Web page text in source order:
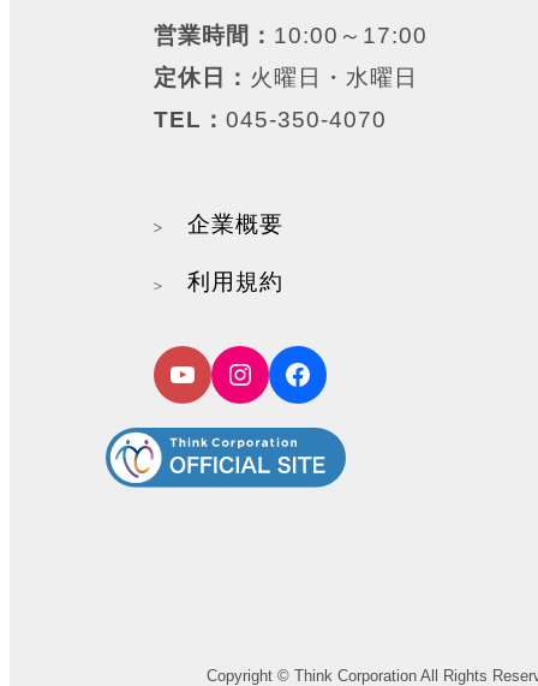
営業時間： 10:00～17:00
定休日： 火曜日・水曜日
TEL： 045-350-4070
企業概要
利用規約
Copyright © Think Corporation All Rights